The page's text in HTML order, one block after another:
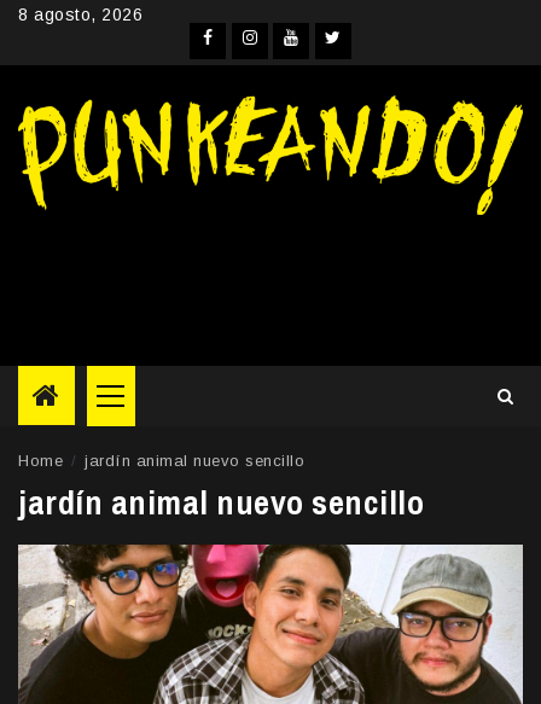
Skip8 agosto, 2026
Facebook
Instagram
YouTube
Twitter
Primary
Menu
Home jardín animal nuevo sencillo
jardín animal nuevo sencillo